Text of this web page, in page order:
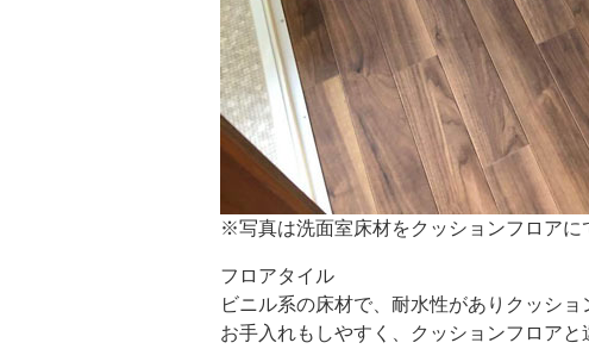
※写真は洗面室床材をクッションフロアに
フロアタイル
ビニル系の床材で、耐水性がありクッシ
お手入れもしやすく、クッションフロア